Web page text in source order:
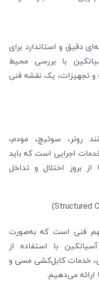
دقیق و استاندارد برای
با بررسی محیط
و تجهیزات، یک نقشه فنی
روتر، سوئیچ، مودم،
اجرایی است که باید
بروز اختلال و تداخل
فنی است که به‌صورت
با استفاده از
خدمات کابل‌کشی مسی و
ارائه می‌دهیم.